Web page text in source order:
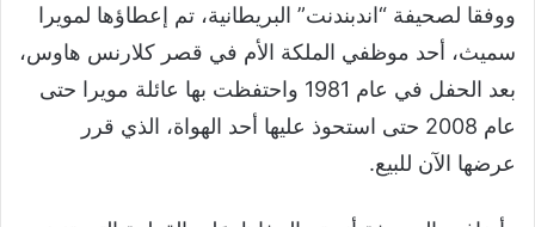
ووفقا لصحيفة “اندبندنت” البريطانية، تم إعطاؤها لمويرا
سميث، أحد موظفي الملكة الأم في قصر كلارنس هاوس،
بعد الحفل في عام 1981 واحتفظت بها عائلة مويرا حتى
عام 2008 حتى استحوذ عليها أحد الهواة، الذي قرر
عرضها الآن للبيع.